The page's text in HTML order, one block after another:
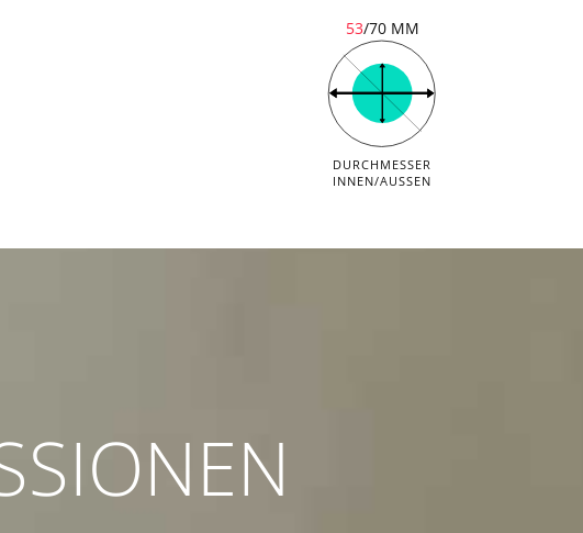
53/70 MM
DURCHMESSER
INNEN/AUSSEN